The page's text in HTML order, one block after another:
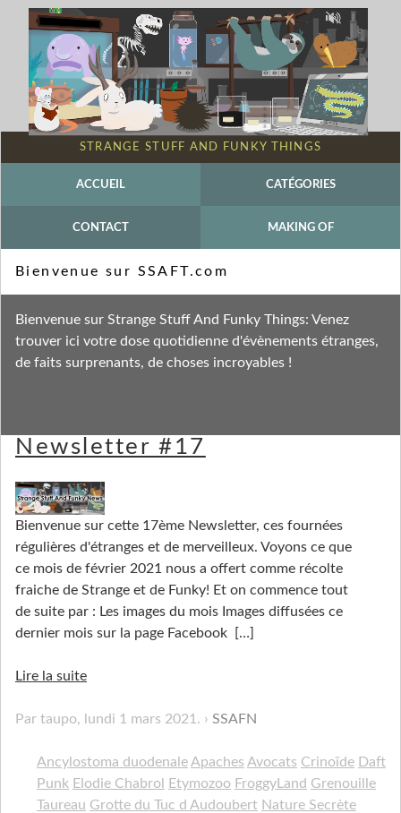
STRANGE STUFF AND FUNKY THINGS
ACCUEIL CATÉGORIES
CONTACT MAKING OF
Fil des commentaires
Newsletter #17
Bienvenue sur cette 17ème Newsletter, ces fournées
régulières d'étranges et de merveilleux. Voyons ce que
ce mois de février 2021 nous a offert comme récolte
fraiche de Strange et de Funky! Et on commence tout
de suite par : Les images du mois Images diffusées ce
dernier mois sur la page Facebook
[…]
Lire la suite
Par taupo, lundi 1 mars 2021 . SSAFN
Ancylostoma duodenale Apaches Avocats Crinoïde Daft
Punk Elodie Chabrol Etymozoo FroggyLand Grenouille
Taureau Grotte du Tuc d Audoubert Nature Secrète
Bienvenue sur SSAFT.com
Bienvenue sur Strange Stuff And Funky Things: Venez
trouver ici votre dose quotidienne d'évènements étranges,
de faits surprenants, de choses incroyables !